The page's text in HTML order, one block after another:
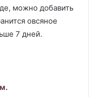
можно добавить
овсяное
7 дней.